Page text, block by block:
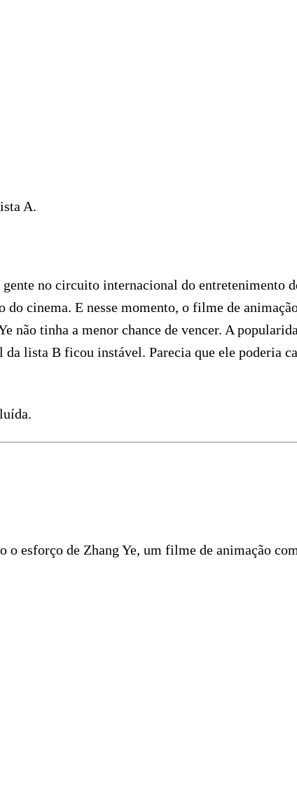
A.
no circuito internacional do entretenimento
cinema. E nesse momento, o filme de
não tinha a menor chance de vencer. A
lista B ficou instável. Parecia que ele poderia
o esforço de Zhang Ye, um filme de animação